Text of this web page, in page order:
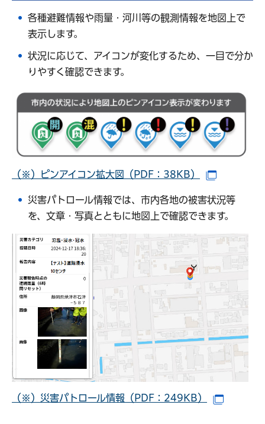
各種避難情報や雨量・河川等の観測情報を地図上で
表示します。
状況に応じて、アイコンが変化するため、一目で分か
りやすく確認できます。
（※）ピンアイコン拡大図（PDF：38KB）
災害パトロール情報では、市内各地の被害状況等
を、文章・写真とともに地図上で確認できます。
（※）災害パトロール情報（PDF：249KB）